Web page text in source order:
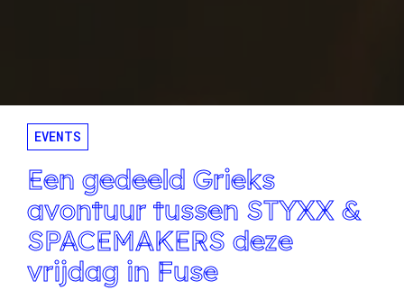
EVENTS
Een gedeeld Grieks
avontuur tussen STYXX &
SPACEMAKERS deze
vrijdag in Fuse